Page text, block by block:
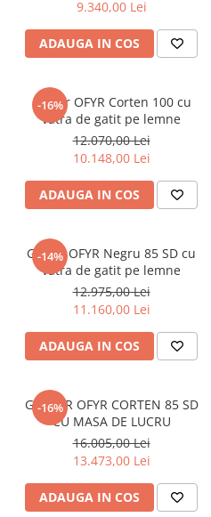
9.340,00 Lei
ADAUGA IN COS
-16%
Gratar OFYR Corten 100 cu
vatra de gatit pe lemne
12.070,00 Lei
10.148,00 Lei
ADAUGA IN COS
-14%
Gratar OFYR Negru 85 SD cu
vatra de gatit pe lemne
12.975,00 Lei
11.160,00 Lei
ADAUGA IN COS
-16%
GRATAR OFYR CORTEN 85 SD
CU MASA DE LUCRU
16.005,00 Lei
13.473,00 Lei
ADAUGA IN COS